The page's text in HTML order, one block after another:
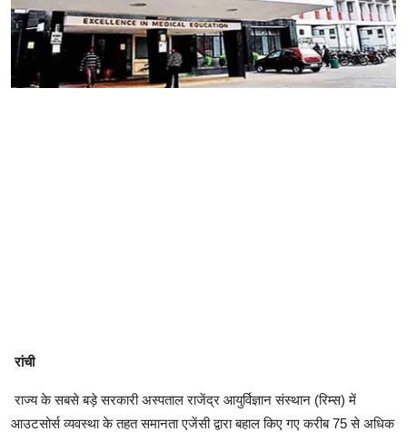
रांची
राज्य के सबसे बड़े सरकारी अस्पताल राजेंद्र आयुर्विज्ञान संस्थान (रिम्स) में
आउटसोर्स व्यवस्था के तहत समानता एजेंसी द्वारा बहाल किए गए करीब 75 से अधिक